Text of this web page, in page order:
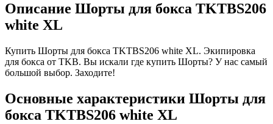
Описание Шорты для бокса TKTBS206
white XL
Купить Шорты для бокса TKTBS206 white XL. Экипировка
для бокса от TKB. Вы искали где купить Шорты? У нас самый
большой выбор. Заходите!
Основные характеристики Шорты для
бокса TKTBS206 white XL